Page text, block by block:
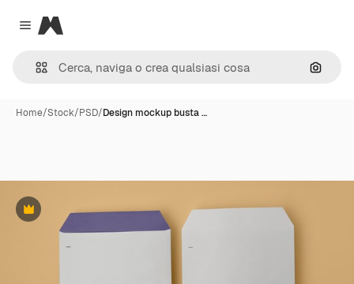
Close menu
Magnific
Cerca
Home/Stock/PSD/Design mockup busta …
Premium